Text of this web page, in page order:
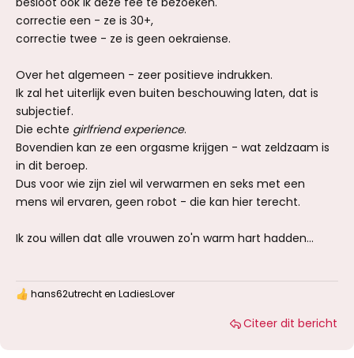
correctie een - ze is 30+,
correctie twee - ze is geen oekraiense.
Over het algemeen - zeer positieve indrukken.
Ik zal het uiterlijk even buiten beschouwing laten, dat is
subjectief.
Die echte girlfriend experience.
Bovendien kan ze een orgasme krijgen - wat zeldzaam is
in dit beroep.
Dus voor wie zijn ziel wil verwarmen en seks met een
mens wil ervaren, geen robot - die kan hier terecht.
Ik zou willen dat alle vrouwen zo'n warm hart hadden...
W hans62utrechten LadiesLover
Citeer dit bericht